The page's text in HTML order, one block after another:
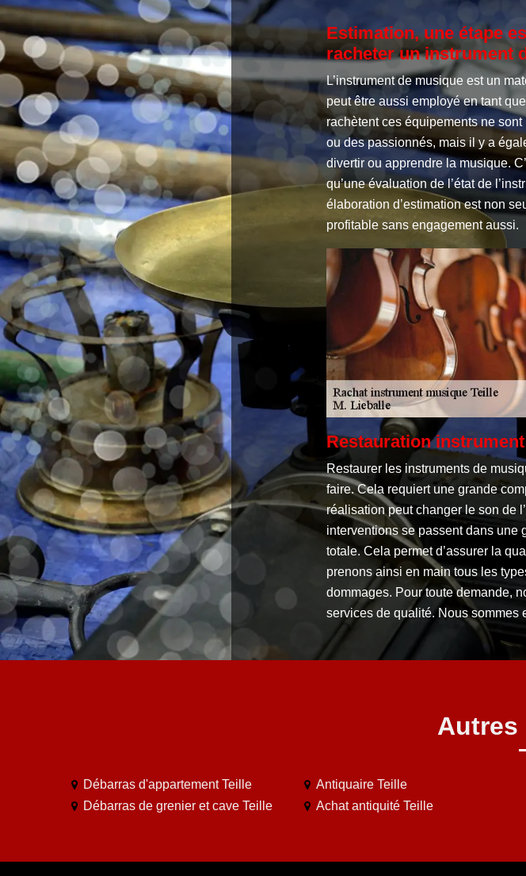
Estimation, une étape
racheter un instrument
L’instrument de musique est un
peut être aussi employé en tant
rachètent ces équipements ne
ou des passionnés, mais il y a
divertir ou apprendre la musique.
qu’une évaluation de l’état de
élaboration d’estimation est non
profitable sans engagement aussi.
Restauration
Restaurer les instruments de
faire. Cela requiert une grande
réalisation peut changer le son de
interventions se passent dans une
totale. Cela permet d’assurer la
prenons ainsi en main tous les
dommages. Pour toute demande,
services de qualité. Nous sommes
Autres
Débarras d'appartement Teille Antiquaire Teille
Débarras de grenier et cave Teille
Achat antiquité Teille